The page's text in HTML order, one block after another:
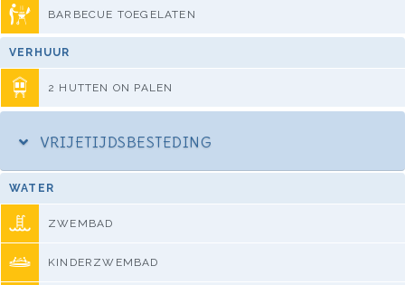
BARBECUE TOEGELATEN
VERHUUR
2 HUTTEN ON PALEN
VRIJETIJDSBESTEDING
WATER
ZWEMBAD
KINDERZWEMBAD